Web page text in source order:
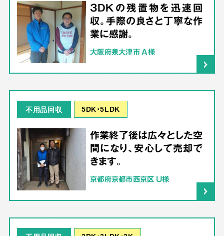
3DKの残置物を迅速回
収。手際の良さと丁寧な作
業に感謝。
大阪府泉大津市 A様
不用品回収 5DK･5LDK
作業終了後は広々とした空
間になり、安心して売却で
きます。
京都府京都市西京区 U様